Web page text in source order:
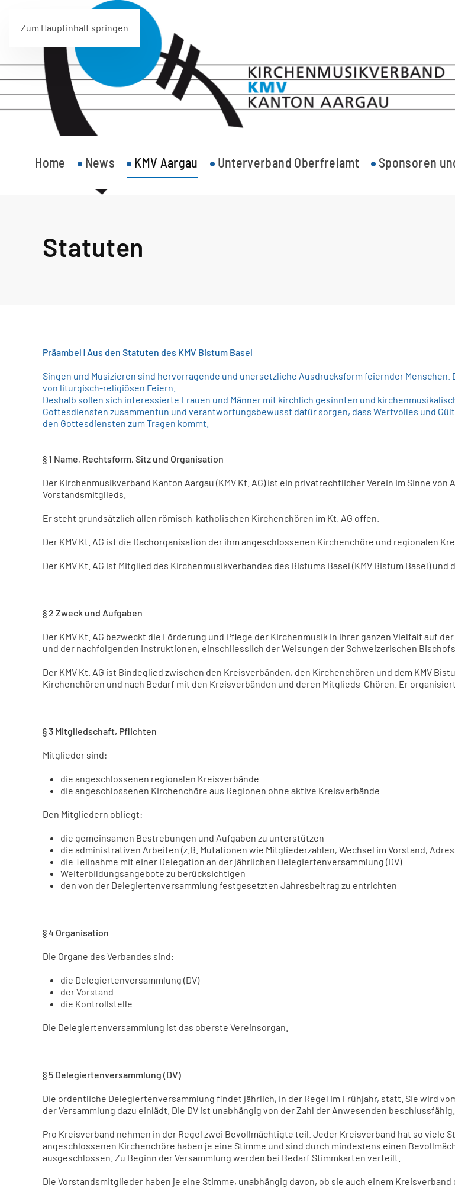
Zum Hauptinhalt springen
Home News KMV Aargau Unterverband Oberfreiamt Sponsoren
Statuten
Präambel | Aus den Statuten des KMV Bistum Basel
Singen und Musizieren sind hervorragende und unersetzliche Ausdrucksform feiernder
von liturgisch-religiösen Feiern.
Deshalb sollen sich interessierte Frauen und Männer mit kirchlich gesinnten und
Gottesdiensten zusammentun und verantwortungsbewusst dafür sorgen, dass Wertvolles und
den Gottesdiensten zum Tragen kommt.
§ 1 Name, Rechtsform, Sitz und Organisation
Der Kirchenmusikverband Kanton Aargau (KMV Kt. AG) ist ein privatrechtlicher Verein im Sinne von
Vorstandsmitglieds.
Er steht grundsätzlich allen römisch-katholischen Kirchenchören im Kt. AG offen.
Der KMV Kt. AG ist die Dachorganisation der ihm angeschlossenen Kirchenchöre und regionalen
Der KMV Kt. AG ist Mitglied des Kirchenmusikverbandes des Bistums Basel (KMV Bistum Basel)
§ 2 Zweck und Aufgaben
Der KMV Kt. AG bezweckt die Förderung und Pflege der Kirchenmusik in ihrer ganzen Vielfalt auf
und der nachfolgenden Instruktionen, einschliesslich der Weisungen der Schweizerischen
Der KMV Kt. AG ist Bindeglied zwischen den Kreisverbänden, den Kirchenchören und dem KMV
Kirchenchören und nach Bedarf mit den Kreisverbänden und deren Mitglieds-Chören. Er
§ 3 Mitgliedschaft, Pflichten
Mitglieder sind:
die angeschlossenen regionalen Kreisverbände
die angeschlossenen Kirchenchöre aus Regionen ohne aktive Kreisverbände
Den Mitgliedern obliegt:
die gemeinsamen Bestrebungen und Aufgaben zu unterstützen
die administrativen Arbeiten (z.B. Mutationen wie Mitgliederzahlen, Wechsel im Vorstand,
die Teilnahme mit einer Delegation an der jährlichen Delegiertenversammlung (DV)
Weiterbildungsangebote zu berücksichtigen
den von der Delegiertenversammlung festgesetzten Jahresbeitrag zu entrichten
§ 4 Organisation
Die Organe des Verbandes sind:
die Delegiertenversammlung (DV)
der Vorstand
die Kontrollstelle
Die Delegiertenversammlung ist das oberste Vereinsorgan.
§ 5 Delegiertenversammlung (DV)
Die ordentliche Delegiertenversammlung findet jährlich, in der Regel im Frühjahr, statt. Sie wird
der Versammlung dazu einlädt. Die DV ist unabhängig von der Zahl der Anwesenden
Pro Kreisverband nehmen in der Regel zwei Bevollmächtigte teil. Jeder Kreisverband hat so viele
angeschlossenen Kirchenchöre haben je eine Stimme und sind durch mindestens einen
ausgeschlossen. Zu Beginn der Versammlung werden bei Bedarf Stimmkarten verteilt.
Die Vorstandsmitglieder haben je eine Stimme, unabhängig davon, ob sie auch einem